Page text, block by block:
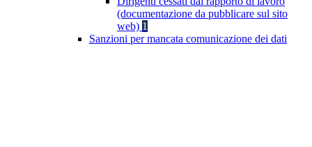
(documentazione da pubblicare sul sito
web) 1
Sanzioni per mancata comunicazione dei dati